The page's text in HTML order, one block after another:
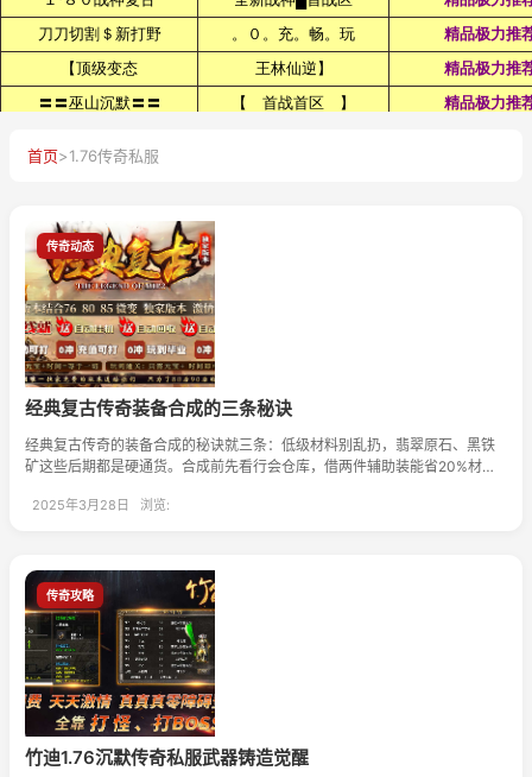
首页>1.76传奇私服
传奇动态
经典复古传奇装备合成的三条秘诀
经典复古传奇的装备合成的秘诀就三条：低级材料别乱扔，翡翠原石、黑铁
矿这些后期都是硬通货。合成前先看行会仓库，借两件辅助装能省20%材
2025年3月28日 浏览:
传奇攻略
竹迪1.76沉默传奇私服武器铸造觉醒